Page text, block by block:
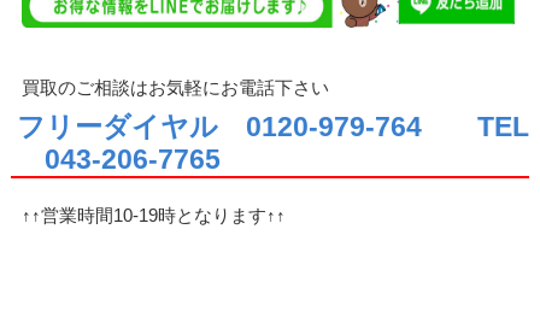
買取のご相談はお気軽にお電話下さい
フリーダイヤル 0120-979-764
TEL
043-206-7765
↑↑営業時間10-19時となります↑↑